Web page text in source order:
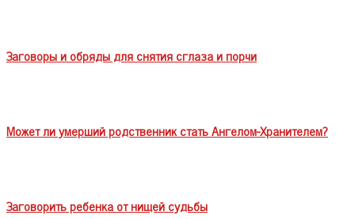
Заговоры и обряды для снятия сглаза и порчи
Может ли умерший родственник стать Ангелом-Хранителем?
Заговорить ребенка от нищей судьбы